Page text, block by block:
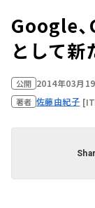
Google
として新
公開 2014年03月
著者 佐藤由紀子